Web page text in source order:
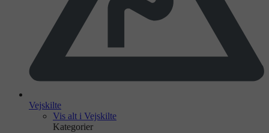
Vejskilte
Vis alt i Vejskilte
Kategorier